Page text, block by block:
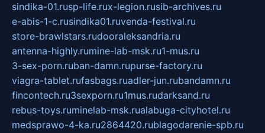
sindika-01.rusp-life.rux-legion.rusib-archives.ru
e-abis-1-c.rusindika01.ruvenda-festival.ru
store-brawlstars.rudooraleksandria.ru
antenna-highly.rumine-lab-msk.ru1-mus.ru
3-sex-porn.ruban-damn.rupurse-factory.ru
viagra-tablet.rufasbags.ruadler-jun.rubandamn.ru
fincontech.ru3sexporn.ru1mus.rudarksand.ru
rebus-toys.ruminelab-msk.rualabuga-cityhotel.ru
medsprawo-4-ka.ru2864420.rublagodarenie-spb.ru